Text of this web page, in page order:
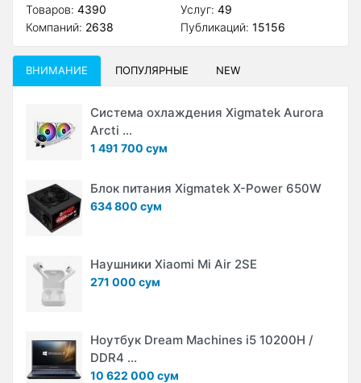
Товаров: 4390
Компаний: 2638
Услуг: 49
Публикаций: 15156
ВНИМАНИЕ ПОПУЛЯРНЫЕ NEW
Система охлаждения Xigmatek Aurora
Arcti ...
1 491 700 сум
Блок питания Xigmatek X-Power 650W
634 800 сум
Наушники Xiaomi Mi Air 2SE
271 000 сум
Ноутбук Dream Machines i5 10200H /
DDR4 ...
10 622 000 сум